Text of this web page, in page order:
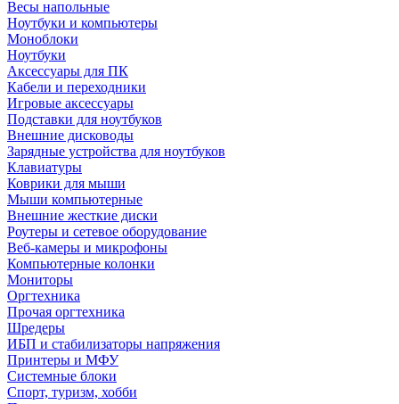
Весы напольные
Ноутбуки и компьютеры
Моноблоки
Ноутбуки
Аксессуары для ПК
Кабели и переходники
Игровые аксессуары
Подставки для ноутбуков
Внешние дисководы
Зарядные устройства для ноутбуков
Клавиатуры
Коврики для мыши
Мыши компьютерные
Внешние жесткие диски
Роутеры и сетевое оборудование
Веб-камеры и микрофоны
Компьютерные колонки
Мониторы
Оргтехника
Прочая оргтехника
Шредеры
ИБП и стабилизаторы напряжения
Принтеры и МФУ
Системные блоки
Спорт, туризм, хобби